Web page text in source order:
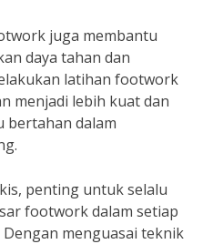
juga membantu
daya tahan dan
latihan footwork
menjadi lebih kuat dan
bertahan dalam
penting untuk selalu
footwork dalam setiap
menguasai teknik